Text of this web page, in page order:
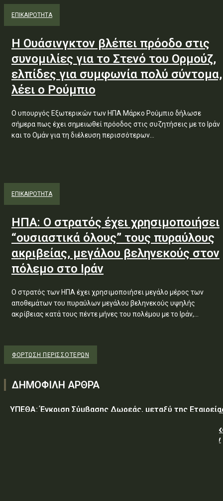
ΕΠΙΚΑΙΡΟΤΗΤΑ
Η Ουάσινγκτον βλέπει πρόοδο στις
συνομιλίες για το Στενό του Ορμούζ,
ελπίδες για συμφωνία πολύ σύντομα,
λέει ο Ρούμπιο
Ο υπουργός Εξωτερικών των ΗΠΑ Μάρκο Ρούμπιο δήλωσε
σήμερα πως έχει σημειωθεί πρόοδος στις συζητήσεις με το Ιράν
και το Ομάν για τη διέλευση περισσότερων...
ΕΠΙΚΑΙΡΟΤΗΤΑ
ΗΠΑ: Ο στρατός έχει χρησιμοποιήσει
“ουσιαστικά όλους” τους πυραύλους
ακριβείας, μεγάλου βεληνεκούς στον
πόλεμο στο Ιράν
Ο στρατός των ΗΠΑ έχει χρησιμοποιήσει μεγάλο μέρος των
αποθεμάτων του πυραύλων μεγάλου βεληνεκούς υψηλής
ακρίβειας κατά τους πέντε μήνες του πολέμου με το Ιράν,...
ΦΌΡΤΩΣΗ ΠΕΡΙΣΣΟΤΈΡΩΝ
ΔΗΜΟΦΙΛΗ ΑΡΘΡΑ
ΥΠΕΘΑ: Έγκριση Σύμβασης Δωρεάς, μεταξύ της
Ελληνικού Δημοσίου – Υπουργείο-Εθνικής Άμυνας-
Επιτελείο Αεροπορίας-Σχολή Μονίμων Υπαξιωματικών